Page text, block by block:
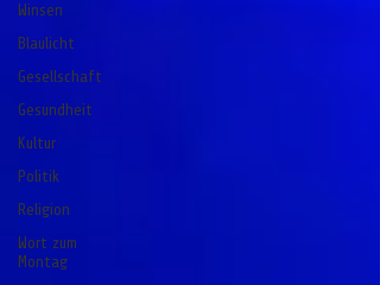
Winsen
Blaulicht
Gesellschaft
Gesundheit
Kultur
Politik
Religion
Wort zum
Montag